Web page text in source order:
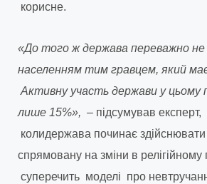
корисне.
«До того ж держава переважно
населенням тим гравцем, який
Активну участь держави у цьому
лише 15%», – підсумував
колидержава починає здійснювати
спрямовану на зміни в релігійному
суперечить моделі про